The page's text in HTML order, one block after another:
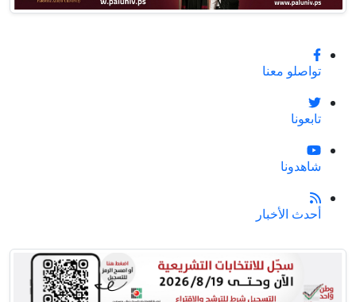
تواصلو معنا
تابعونا
شاهدونا
أحدث الأخبار